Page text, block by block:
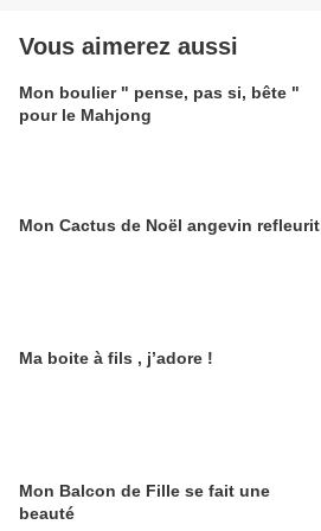
Vous aimerez aussi
Mon boulier " pense, pas si, bête "
pour le Mahjong
Mon Cactus de Noël angevin refleurit
Ma boite à fils , j’adore !
Mon Balcon de Fille se fait une
beauté